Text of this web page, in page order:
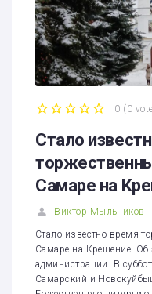
0 ( 0
Стало
Самаре на
Виктор Мыльников
Стало известно время
Самаре на Крещение. Об
администрации. В
Самарский и